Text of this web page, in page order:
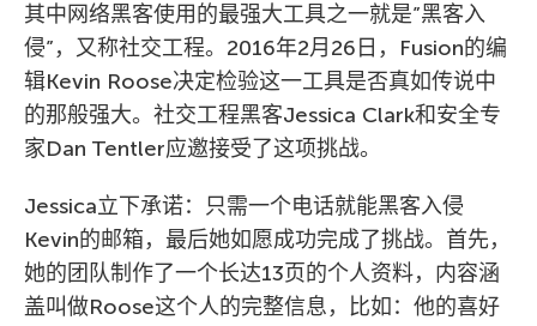
其中网络黑客使用的最强大工具之一就是”黑客入
侵”，又称社交工程。2016年2月26日，Fusion的编
辑Kevin Roose决定检验这一工具是否真如传说中
的那般强大。社交工程黑客Jessica Clark和安全专
家Dan Tentler应邀接受了这项挑战。
Jessica立下承诺：只需一个电话就能黑客入侵
Kevin的邮箱，最后她如愿成功完成了挑战。首先，
她的团队制作了一个长达13页的个人资料，内容涵
盖叫做Roose这个人的完整信息，比如：他的喜好